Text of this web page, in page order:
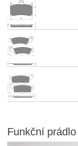
Funkční prádlo